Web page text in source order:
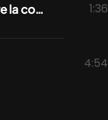
Non-Linear Thinking: la vision Adverteam per navigare la complessità 1:36
4:54